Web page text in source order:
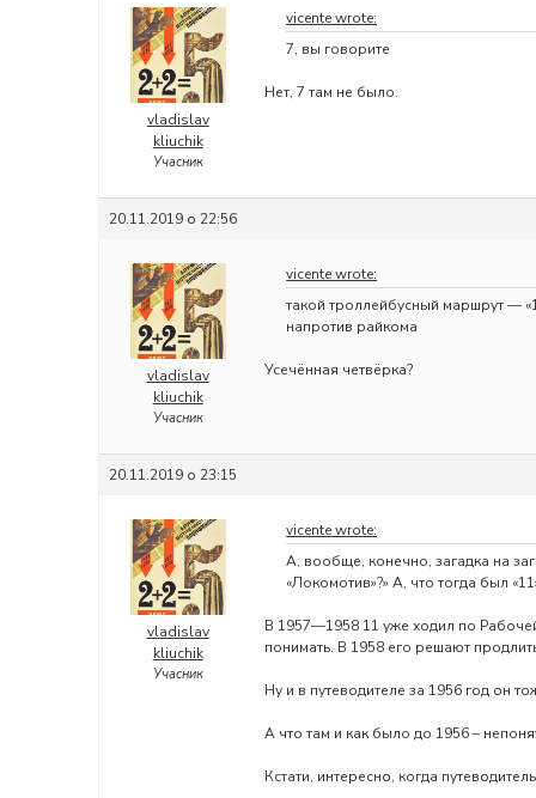
vladislav
kliuchik
Учасник
vicente wrote:
7, вы говорите
Нет, 7 там не было.
20.11.2019 о 22:56
vladislav
kliuchik
Учасник
vicente wrote:
такой троллейбусный маршрут —
напротив райкома
Усечённая четвёрка?
20.11.2019 о 23:15
vladislav
kliuchik
Учасник
vicente wrote:
А, вообще, конечно, загадка на
«Локомотив»?» А, что тогда был
В 1957—1958 11 уже ходил по
понимать. В 1958 его решают
Ну и в путеводителе за 1956 год он
А что там и как было до 1956 –
Кстати, интересно, когда